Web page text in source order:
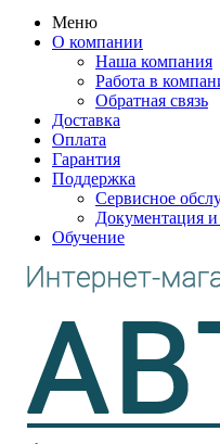
Меню
О компании
Наша компания
Работа в
Обратная связь
Доставка
Оплата
Гарантия
Поддержка
Сервисное
Документация
Обучение